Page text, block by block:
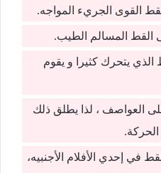
القوى الجريء المواجه.
المسالم الطيب.
يتحرك كثيرا و يقوم
العواصف ، لذا يطلق ذلك
في إحدي الأفلام الأجنبيه،